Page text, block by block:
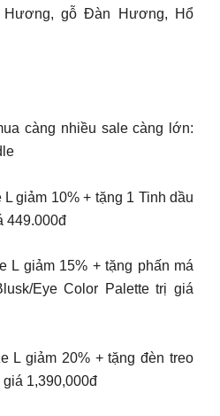
gỗ Đàn Hương, Hổ
càng nhiều sale càng lớn:
giảm 10% + tặng 1 Tinh dầu
449.000đ
L giảm 15% + tặng phấn má
Eye Color Palette trị giá
L giảm 20% + tặng đèn treo
1,390,000đ